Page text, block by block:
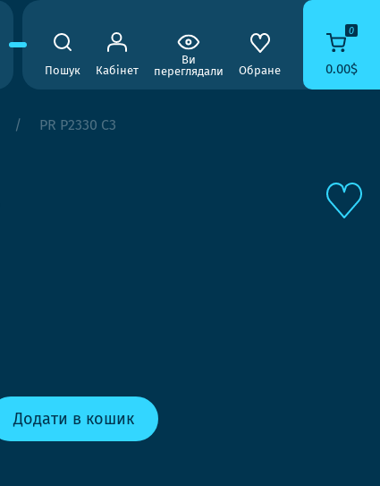
Пошук Кабінет
Ви
переглядали
Обране
0
0.00$
PR P2330 C3
Додати в кошик